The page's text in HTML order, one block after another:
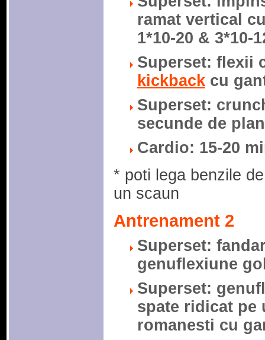
ramat vertical
1*10-20 & 3*10-
Superset: flexii
kickbackcu
Superset:
secunde de
Cardio: 15-20
* poti lega benzile
un scaun
Antrenament 2
Superset:
genuflexiune
Superset:
spate ridicat pe
romanesti cu